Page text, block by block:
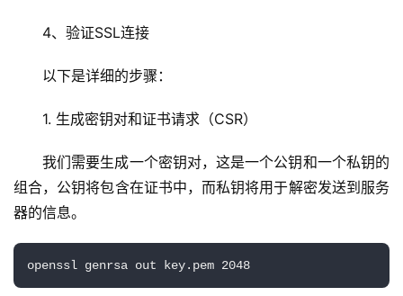
4、验证SSL连接
以下是详细的步骤：
1. 生成密钥对和证书请求（CSR）
我们需要生成一个密钥对，这是一个公钥和一个私钥的
组合，公钥将包含在证书中，而私钥将用于解密发送到服务
器的信息。